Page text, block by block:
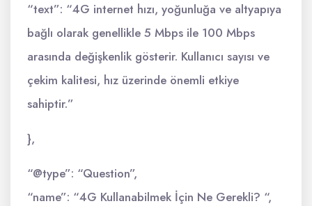
“text”: “4G internet hızı, yoğunluğa ve altyapıya
bağlı olarak genellikle 5 Mbps ile 100 Mbps
arasında değişkenlik gösterir. Kullanıcı sayısı ve
çekim kalitesi, hız üzerinde önemli etkiye
sahiptir.”
},
“@type”: “Question”,
“name”: “4G Kullanabilmek İçin Ne Gerekli? “,